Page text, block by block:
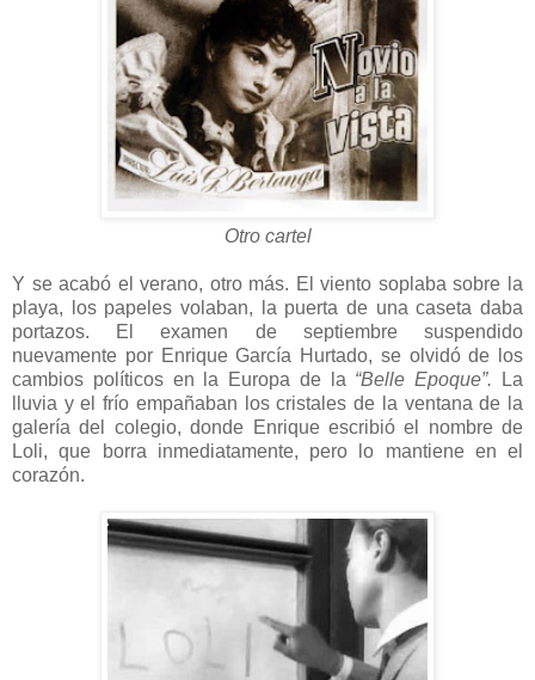
Otro cartel
Y se acabó el verano, otro más. El viento soplaba sobre la
playa, los papeles volaban, la puerta de una caseta daba
portazos. El examen de septiembre suspendido
nuevamente por Enrique García Hurtado, se olvidó de los
cambios políticos en la Europa de la “Belle Epoque”. La
lluvia y el frío empañaban los cristales de la ventana de la
galería del colegio, donde Enrique escribió el nombre de
Loli, que borra inmediatamente, pero lo mantiene en el
corazón.